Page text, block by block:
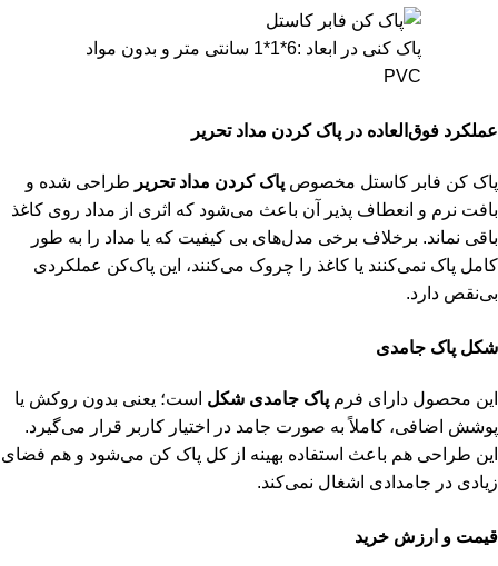
پاک کنی در ابعاد :6*1*1 سانتی متر و بدون مواد
PVC
عملکرد فوق‌العاده در پاک کردن مداد تحریر
پاک ‌کن فابر کاستل مخصوص پاک کردن مداد تحریر طراحی شده و
بافت نرم و انعطاف ‌پذیر آن باعث می‌شود که اثری از مداد روی کاغذ
باقی نماند. برخلاف برخی مدل‌های بی‌ کیفیت که یا مداد را به ‌طور
کامل پاک نمی‌کنند یا کاغذ را چروک می‌کنند، این پاک‌کن عملکردی
بی‌نقص دارد.
شکل پاک جامدی
این محصول دارای فرم پاک جامدی شکل است؛ یعنی بدون روکش یا
پوشش اضافی، کاملاً به صورت جامد در اختیار کاربر قرار می‌گیرد.
این طراحی هم باعث استفاده بهینه از کل پاک‌ کن می‌شود و هم فضای
زیادی در جامدادی اشغال نمی‌کند.
قیمت و ارزش خرید